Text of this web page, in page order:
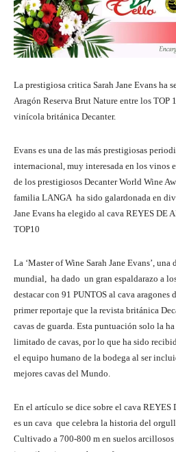
La prestigiosa critica Sarah Jane Evans ha
Aragón Reserva Brut Nature entre los TOP
vinícola británica Decanter.
Evans es una de las más prestigiosas
internacional, muy interesada en los vinos
de los prestigiosos Decanter World Wine
familia LANGA ha sido galardonada en
Jane Evans ha elegido al cava REYES DE
TOP10
La ‘Master of Wine Sarah Jane Evans’,
mundial, ha dado un gran espaldarazo a
destacar con 91 PUNTOS al cava aragones
primer reportaje que la revista británica
cavas de guarda. Esta puntuación solo la
limitado de cavas, por lo que ha sido
el equipo humano de la bodega al ser
mejores cavas del Mundo.
En el artículo se dice sobre el cava
es un cava que celebra la historia del
Cultivado a 700-800 m en suelos arcillosos